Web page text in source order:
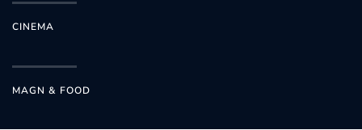
CINEMA
MAGN & FOOD